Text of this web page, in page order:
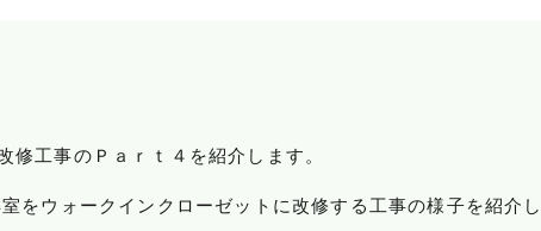
工事のＰａｒｔ４を紹介します。
をウォークインクローゼットに改修する工事の様子を紹介